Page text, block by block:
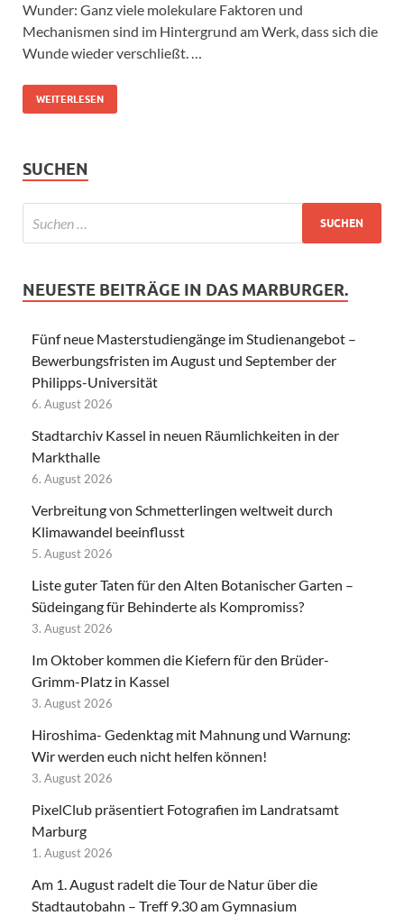
Wunder: Ganz viele molekulare Faktoren und
Mechanismen sind im Hintergrund am Werk, dass sich die
Wunde wieder verschließt. …
WEITERLESEN
SUCHEN
NEUESTE BEITRÄGE IN DAS MARBURGER.
Fünf neue Masterstudiengänge im Studienangebot –
Bewerbungsfristen im August und September der
Philipps-Universität
6. August 2026
Stadtarchiv Kassel in neuen Räumlichkeiten in der
Markthalle
6. August 2026
Verbreitung von Schmetterlingen weltweit durch
Klimawandel beeinflusst
5. August 2026
Liste guter Taten für den Alten Botanischer Garten –
Südeingang für Behinderte als Kompromiss?
3. August 2026
Im Oktober kommen die Kiefern für den Brüder-
Grimm-Platz in Kassel
3. August 2026
Hiroshima- Gedenktag mit Mahnung und Warnung:
Wir werden euch nicht helfen können!
3. August 2026
PixelClub präsentiert Fotografien im Landratsamt
Marburg
1. August 2026
Am 1. August radelt die Tour de Natur über die
Stadtautobahn – Treff 9.30 am Gymnasium